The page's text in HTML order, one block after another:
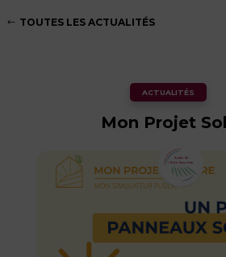
TOUTES LES ACTUALITÉS
ACTUALITÉS
Mon Projet